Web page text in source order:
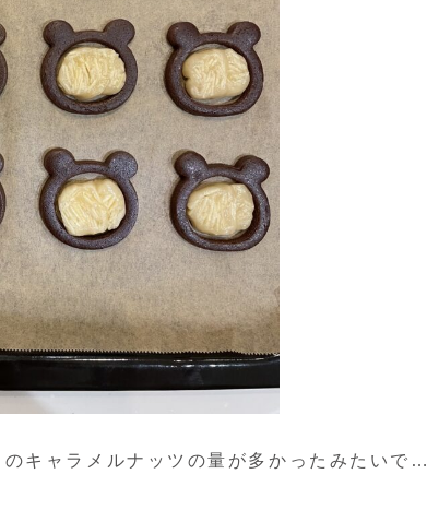
キャラメルナッツの量が多かったみたいで…